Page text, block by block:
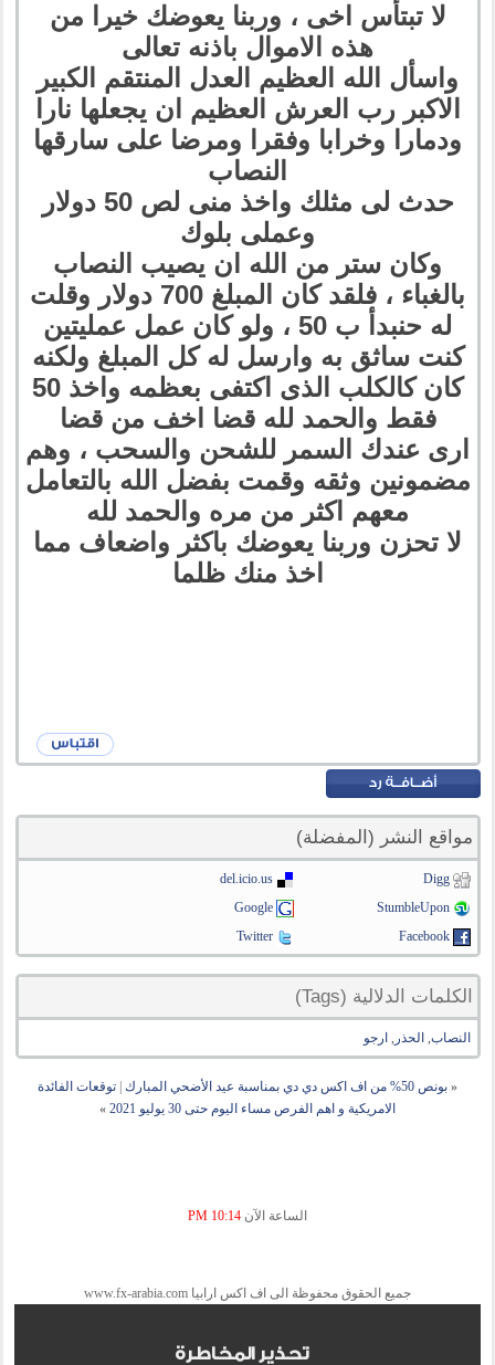
لا تبتأس اخى ، وربنا يعوضك خيرا من
هذه الاموال باذنه تعالى
واسأل الله العظيم العدل المنتقم الكبير
الاكبر رب العرش العظيم ان يجعلها نارا
ودمارا وخرابا وفقرا ومرضا على سارقها
النصاب
حدث لى مثلك واخذ منى لص 50 دولار
وعملى بلوك
وكان ستر من الله ان يصيب النصاب
بالغباء ، فلقد كان المبلغ 700 دولار وقلت
له حنبدأ ب 50 ، ولو كان عمل عمليتين
كنت ساثق به وارسل له كل المبلغ ولكنه
كان كالكلب الذى اكتفى بعظمه واخذ 50
فقط والحمد لله قضا اخف من قضا
ارى عندك السمر للشحن والسحب ، وهم
مضمونين وثقه وقمت بفضل الله بالتعامل
معهم اكثر من مره والحمد لله
لا تحزن وربنا يعوضك باكثر واضعاف مما
اخذ منك ظلما
مواقع النشر (المفضلة)
Digg
del.icio.us
StumbleUpon
Google
Facebook
Twitter
الكلمات الدلالية (Tags)
النصاب, الحذر , ارجو
« بونص 50% من اف اكس دي دي بمناسبة عيد الأضحي المبارك
توقعات الفائدة
الامريكية و اهم الفرص مساء اليوم حتى 30 يوليو 2021
»
الساعة الآن 10:14 PM
جميع الحقوق محفوظة الى اف اكس ارابيا www.fx-arabia.com
تحذير المخاطرة